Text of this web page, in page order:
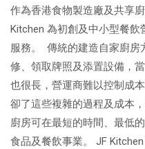
作為香港食物製造廠及共享
Kitchen 為初創及中小型餐
服務。 傳統的建造自家廚房
修、領取牌照及添置設備，
也很長，營運商難以控制成
卻了這些複雜的過程及成本
廚房可在最短的時間、最低
食品及餐飲事業。 JF